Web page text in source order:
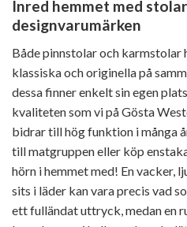
Inred hemmet med
designvarumärken
Både pinnstolar och karmstolar
klassiska och originella på
dessa finner enkelt sin egen
kvaliteten som vi på Gösta
bidrar till hög funktion i många
till matgruppen eller köp
hörn i hemmet med! En vacker,
sits i läder kan vara precis vad
ett fulländat uttryck, medan en